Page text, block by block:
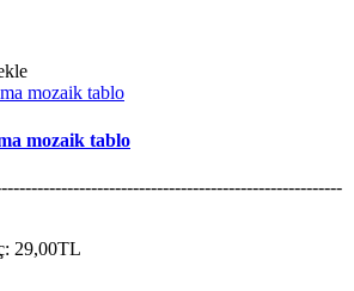
mozaik tablo
29,00TL